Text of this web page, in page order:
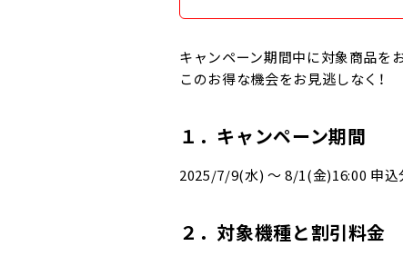
キャンペーン期間中に対象商品を
このお得な機会をお見逃しなく！
１．キャンペーン期間
2025/7/9(水) ～ 8/1(金)16:00 申込
２．対象機種と割引料金